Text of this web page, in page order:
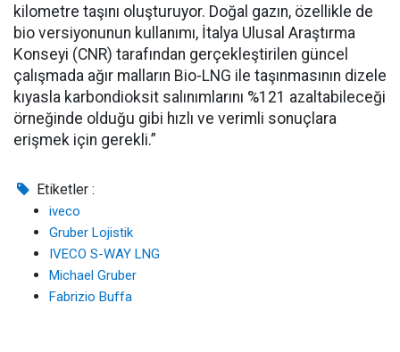
kilometre taşını oluşturuyor. Doğal gazın, özellikle de
bio versiyonunun kullanımı, İtalya Ulusal Araştırma
Konseyi (CNR) tarafından gerçekleştirilen güncel
çalışmada ağır malların Bio-LNG ile taşınmasının dizele
kıyasla karbondioksit salınımlarını %121 azaltabileceği
örneğinde olduğu gibi hızlı ve verimli sonuçlara
erişmek için gerekli.”
Etiketler :
iveco
Gruber Lojistik
IVECO S-WAY LNG
Michael Gruber
Fabrizio Buffa